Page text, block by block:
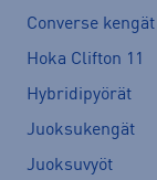
Converse kengät
Hoka Clifton 11
Hybridipyörät
Juoksukengät
Juoksuvyöt